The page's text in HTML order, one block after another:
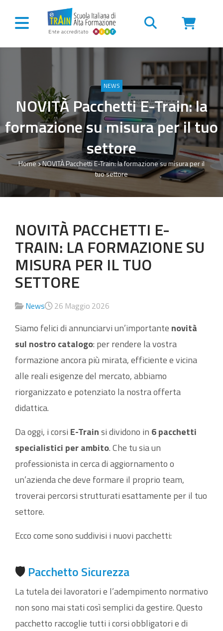
Vai al contenuto
NEWS
NOVITÀ Pacchetti E-Train: la
formazione su misura per il tuo
settore
Home NOVITÀ Pacchetti E-Train: la formazione su misura per il
tuo settore
NOVITÀ PACCHETTI E-
TRAIN: LA FORMAZIONE SU
MISURA PER IL TUO
SETTORE
News 26 Maggio 2026
Siamo felici di annunciarvi un’importante novità
sul nostro catalogo: per rendere la vostra
formazione ancora più mirata, efficiente e vicina
alle reali esigenze del mercato, abbiamo
riorganizzato e potenziato la nostra offerta
didattica.
Da oggi, i corsi E-Trainsi dividono in 6 pacchetti
specialistici per ambito. Che tu sia un
professionista in cerca di aggiornamento o
un’azienda che deve formare il proprio team,
troverai percorsi strutturati esattamente per il tuo
settore.
Ecco come sono suddivisi i nuovi pacchetti:
🛡️Pacchetto Sicurezza
La tutela dei lavoratori e l’adempimento normativo
non sono mai stati così semplici da gestire. Questo
pacchetto raccoglie tutti i corsi obbligatori e di